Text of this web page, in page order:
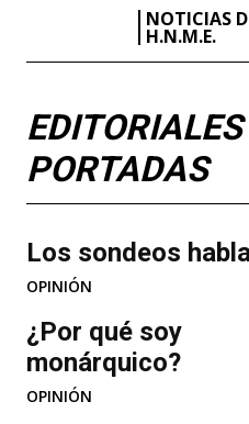
NOTICIAS
H.N.M.E.
PORTADAS
Los sondeos
OPINIÓN
¿Por qué soy
monárquico?
OPINIÓN